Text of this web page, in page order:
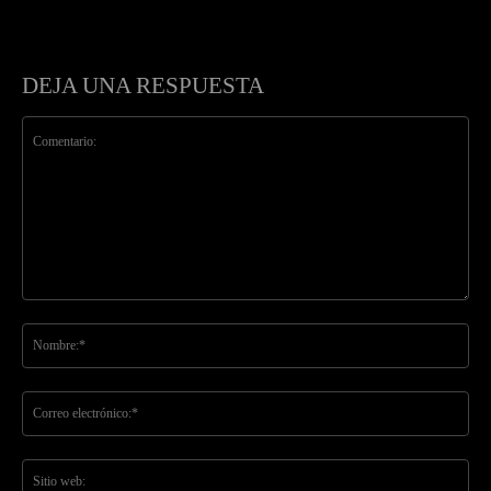
DEJA UNA RESPUESTA